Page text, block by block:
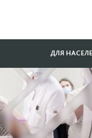
ДЛЯ